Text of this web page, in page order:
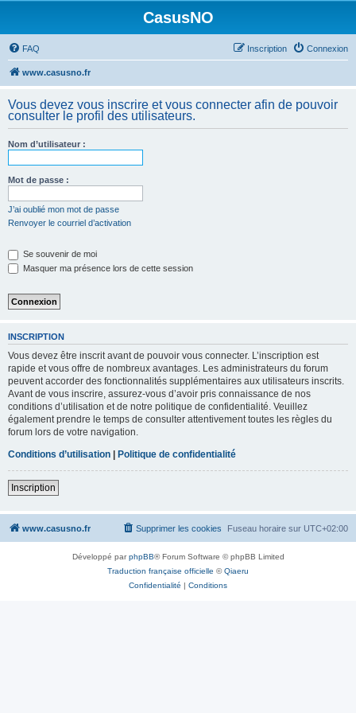
CasusNO
FAQ Connexion
Inscription
www.casusno.fr
Vous devez vous inscrire et vous connecter afin de pouvoir
consulter le profil des utilisateurs.
Nom d’utilisateur :
Mot de passe :
J’ai oublié mon mot de passe
Renvoyer le courriel d’activation
Se souvenir de moi
Masquer ma présence lors de cette session
INSCRIPTION
Vous devez être inscrit avant de pouvoir vous connecter. L’inscription est
rapide et vous offre de nombreux avantages. Les administrateurs du forum
peuvent accorder des fonctionnalités supplémentaires aux utilisateurs inscrits.
Avant de vous inscrire, assurez-vous d’avoir pris connaissance de nos
conditions d’utilisation et de notre politique de confidentialité. Veuillez
également prendre le temps de consulter attentivement toutes les règles du
forum lors de votre navigation.
Conditions d’utilisation | Politique de confidentialité
Inscription
www.casusno.fr Fuseau horaire sur UTC+02:00
Supprimer les cookies
Développé parphpBB® Forum Software © phpBB Limited
Traduction française officielle ©Qiaeru
Confidentialité | Conditions